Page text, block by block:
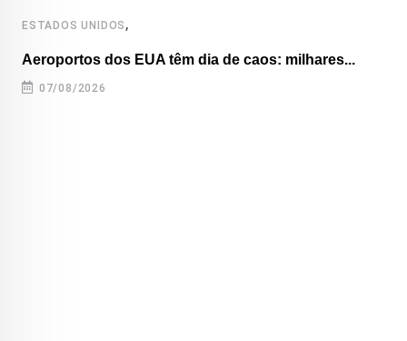
ESTADOS UNIDOS ,
Aeroportos dos EUA têm dia de caos: milhares...
07/08/2026